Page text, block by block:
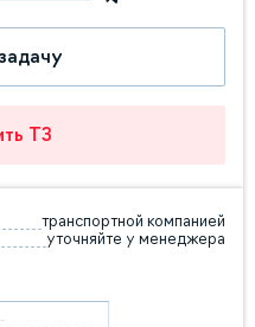
ТЗ
транспортной компанией
уточняйте у менеджера